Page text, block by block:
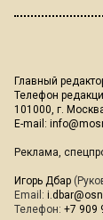
Главный
Телефон
101000, г.
E-mail:
Реклама,
Игорь Дбар
Email:
Телефон: +7 909